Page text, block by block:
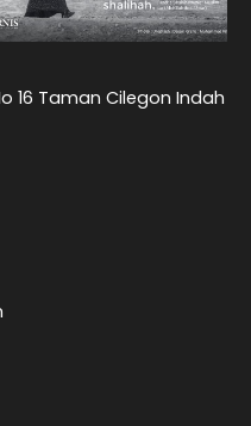
16 Taman Cilegon Indah